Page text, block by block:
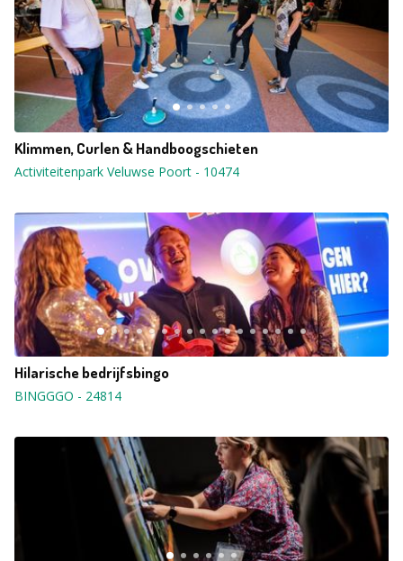
Klimmen, Curlen & Handboogschieten
Activiteitenpark Veluwse Poort - 10474
Hilarische bedrijfsbingo
BINGGGO - 24814